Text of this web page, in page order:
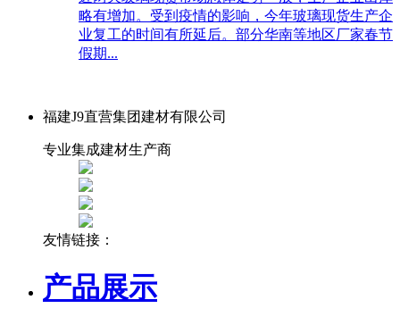
略有增加。受到疫情的影响，今年玻璃现货生产企
业复工的时间有所延后。部分华南等地区厂家春节
假期...
福建J9直营集团建材有限公司
专业集成建材生产商
友情链接：
产品展示